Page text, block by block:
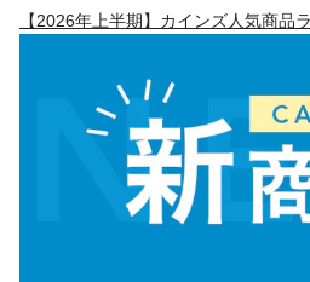
【2026年上半期】カインズ人気商品